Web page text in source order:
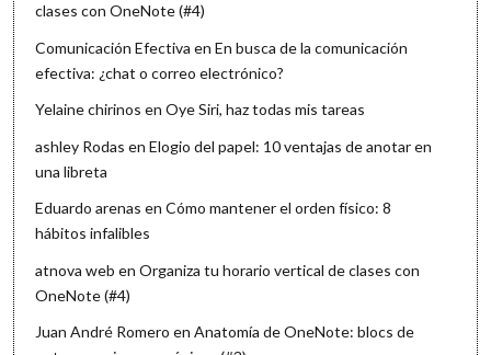
clases con OneNote (#4)
Comunicación Efectiva enEn busca de la comunicación
efectiva: ¿chat o correo electrónico?
Yelaine chirinos enOye Siri, haz todas mis tareas
ashley Rodas enElogio del papel: 10 ventajas de anotar en
una libreta
Eduardo arenas enCómo mantener el orden físico: 8
hábitos infalibles
atnova web enOrganiza tu horario vertical de clases con
OneNote (#4)
Juan André Romero enAnatomía de OneNote: blocs de